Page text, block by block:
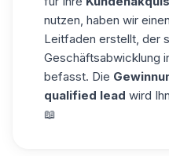
nutzen, haben wir
Leitfaden erstellt, der
Geschäftsabwicklung
befasst. Die
qualified lead wird
📖